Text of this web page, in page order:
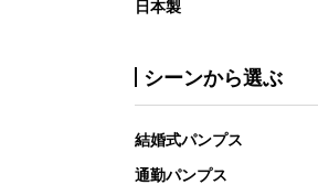
日本製
シーンから選ぶ
結婚式パンプス
通勤パンプス